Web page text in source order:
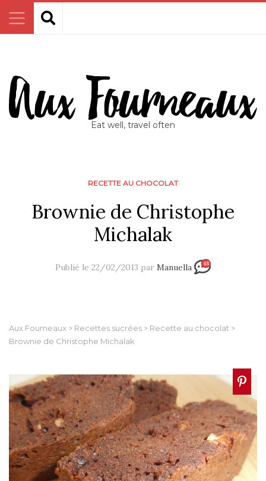
Eat well, travel often
RECETTE AU CHOCOLAT
Brownie de Christophe
Michalak
Publié le 22/02/2013 par Manuella 48
Aux Fourneaux > Recettes sucrées > Recette au chocolat >
Brownie de Christophe Michalak